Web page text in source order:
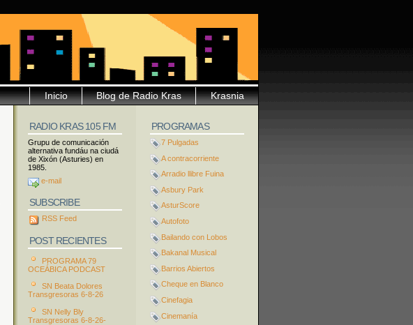
Krasnia
Blog de Radio Kras
Inicio
PROGRAMAS
7 Pulgadas
A contracorriente
Arradio llibre Fuina
Asbury Park
AsturScore
Autofoto
Bailando con Lobos
Bakanal Musical
Barrios Abiertos
Cheque en Blanco
Cinefagia
Cinemanía
RADIO KRAS 105 FM
Grupu de comunicación
alternativa fundáu na ciudá
de Xixón (Asturies) en
1985.
e-mail
SUBSCRIBE
RSS Feed
POST RECIENTES
PROGRAMA 79
OCEÁBICA PODCAST
SN Beata Dolores
Transgresoras 6-8-26
SN Nelly Bly
Transgresoras 6-8-26-